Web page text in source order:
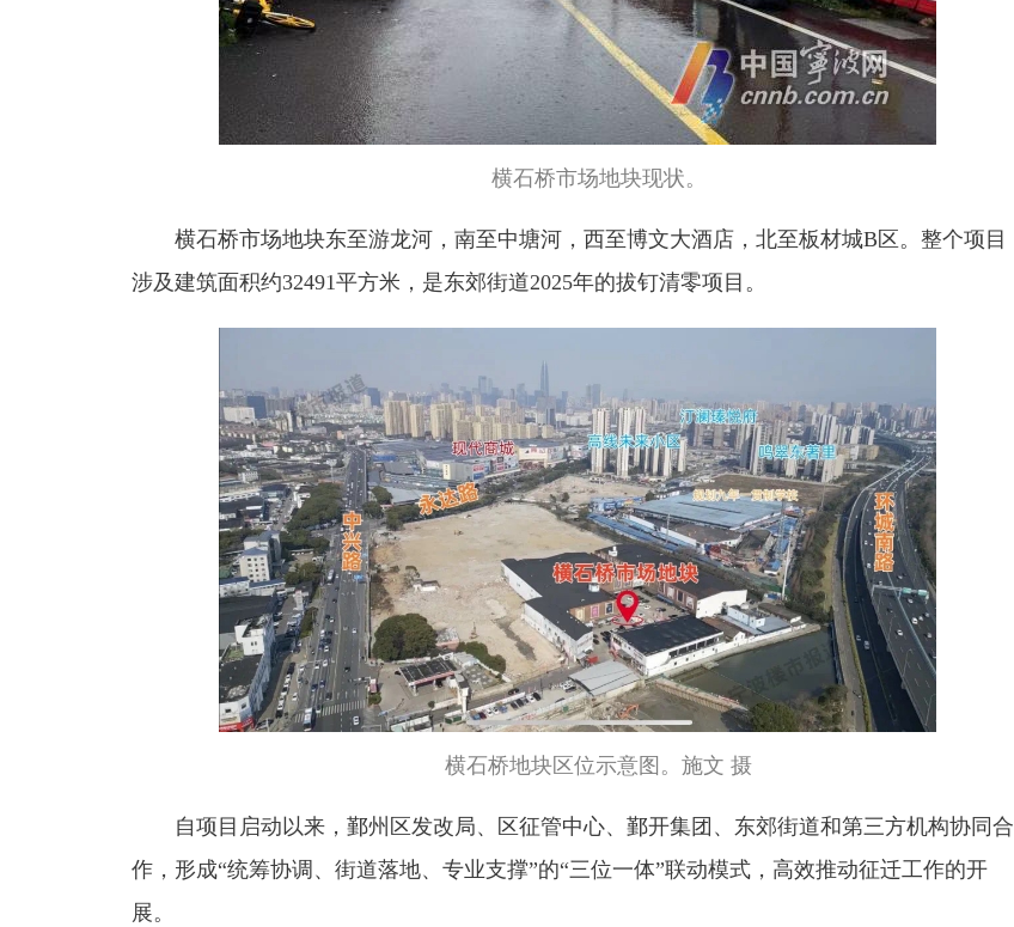
横石桥市场地块现状。
横石桥市场地块东至游龙河，南至中塘河，西至博文大酒店，北至板材城B区。整个项目
涉及建筑面积约32491平方米，是东郊街道2025年的拔钉清零项目。
横石桥地块区位示意图。施文 摄
自项目启动以来，鄞州区发改局、区征管中心、鄞开集团、东郊街道和第三方机构协同合
作，形成“统筹协调、街道落地、专业支撑”的“三位一体”联动模式，高效推动征迁工作的开
展。